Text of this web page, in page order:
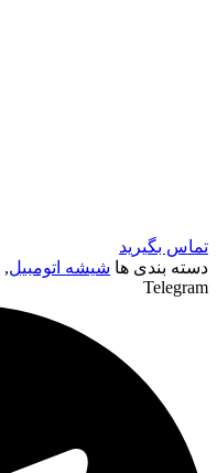
تماس بگیرید
دسته بندی ها شیشه اتومبیل,
Telegram